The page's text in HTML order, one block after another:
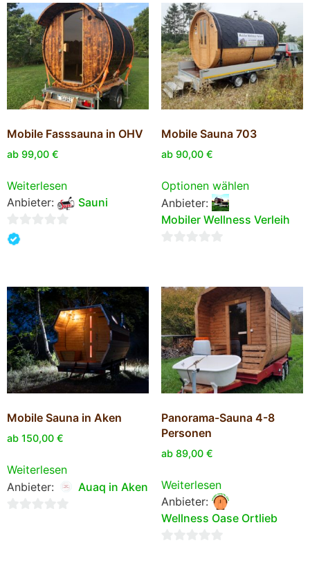
Mobile Fasssauna in OHV
ab 99,00 €
Weiterlesen
Anbieter:
Sauni
0
Mobile Sauna 703
ab 90,00 €
Optionen wählen
Anbieter:
Mobiler Wellness Verleih
5
Mobile Sauna in Aken
ab 150,00 €
Weiterlesen
Anbieter:
Auaq in Aken
Panorama-Sauna 4-8
Personen
ab 89,00 €
Weiterlesen
Anbieter:
Wellness Oase Ortlieb